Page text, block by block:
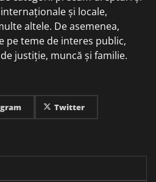
și locale,
altele. De asemenea,
pe teme de interes public,
justiție, muncă și familie.
Twitter